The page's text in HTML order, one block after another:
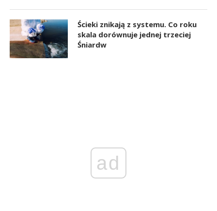
Ścieki znikają z systemu. Co roku
skala dorównuje jednej trzeciej
Śniardw
ad